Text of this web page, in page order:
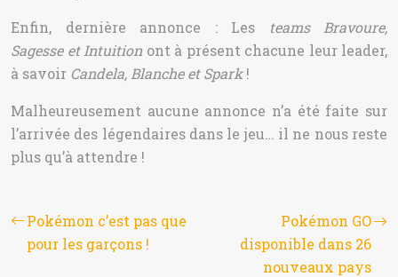
Enfin, dernière annonce : Les
teams Bravoure,
Sagesse et Intuition ont à présent chacune leur leader,
à savoir Candela, Blanche et Spark!
Malheureusement aucune annonce n’a été faite sur
l’arrivée des légendaires dans le jeu… il ne nous reste
plus qu’à attendre !
Pokémon c’est pas que
pour les garçons !
Pokémon GO
disponible dans 26
nouveaux pays